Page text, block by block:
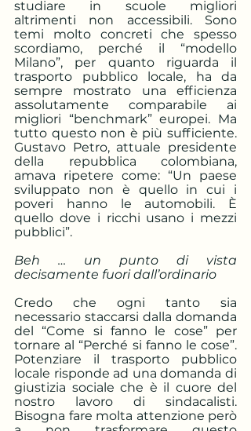
studiare in scuole migliori
altrimenti non accessibili. Sono
temi molto concreti che spesso
scordiamo, perché il “modello
Milano”, per quanto riguarda il
trasporto pubblico locale, ha da
sempre mostrato una efficienza
assolutamente comparabile ai
migliori “benchmark” europei. Ma
tutto questo non è più sufficiente.
Gustavo Petro, attuale presidente
della repubblica colombiana,
amava ripetere come: “Un paese
sviluppato non è quello in cui i
poveri hanno le automobili. È
quello dove i ricchi usano i mezzi
pubblici”.
Beh … un punto di vista
decisamente fuori dall’ordinario
Credo che ogni tanto sia
necessario staccarsi dalla domanda
del “Come si fanno le cose” per
tornare al “Perché si fanno le cose”.
Potenziare il trasporto pubblico
locale risponde ad una domanda di
giustizia sociale che è il cuore del
nostro lavoro di sindacalisti.
Bisogna fare molta attenzione però